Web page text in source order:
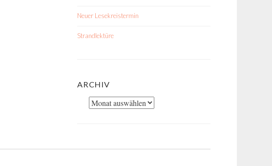
Neuer Lesekreistermin
Strandlektüre
ARCHIV
Archiv